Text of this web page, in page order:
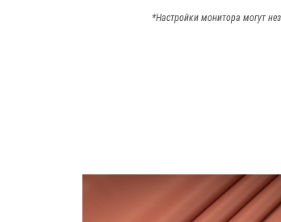
*Настройки монитора могут